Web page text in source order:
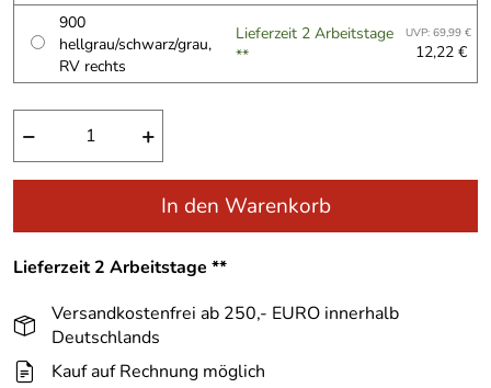
900
hellgrau/schwarz/grau,
RV rechts
Lieferzeit 2 Arbeitstage
**
UVP: 69,99 €
12,22 €
− +
In den Warenkorb
Lieferzeit 2 Arbeitstage **
Versandkostenfrei ab 250,- EURO innerhalb
Deutschlands
Kauf auf Rechnung möglich